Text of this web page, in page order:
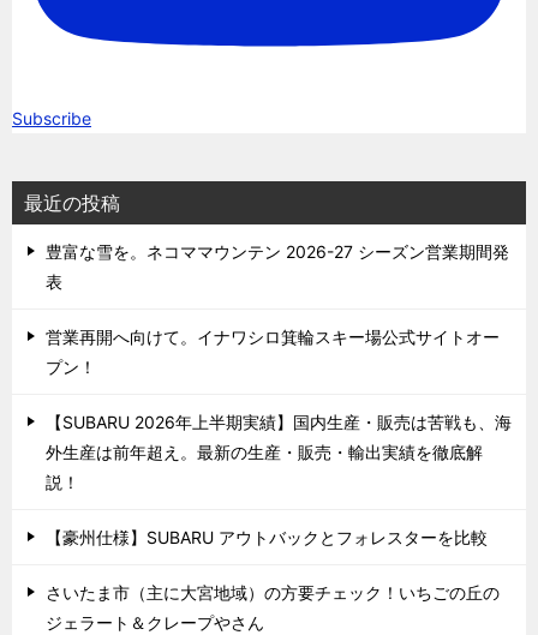
Subscribe
最近の投稿
豊富な雪を。ネコママウンテン 2026-27 シーズン営業期間発
表
営業再開へ向けて。イナワシロ箕輪スキー場公式サイトオー
プン！
【SUBARU 2026年上半期実績】国内生産・販売は苦戦も、海
外生産は前年超え。最新の生産・販売・輸出実績を徹底解
説！
【豪州仕様】SUBARU アウトバックとフォレスターを比較
さいたま市（主に大宮地域）の方要チェック！いちごの丘の
ジェラート＆クレープやさん